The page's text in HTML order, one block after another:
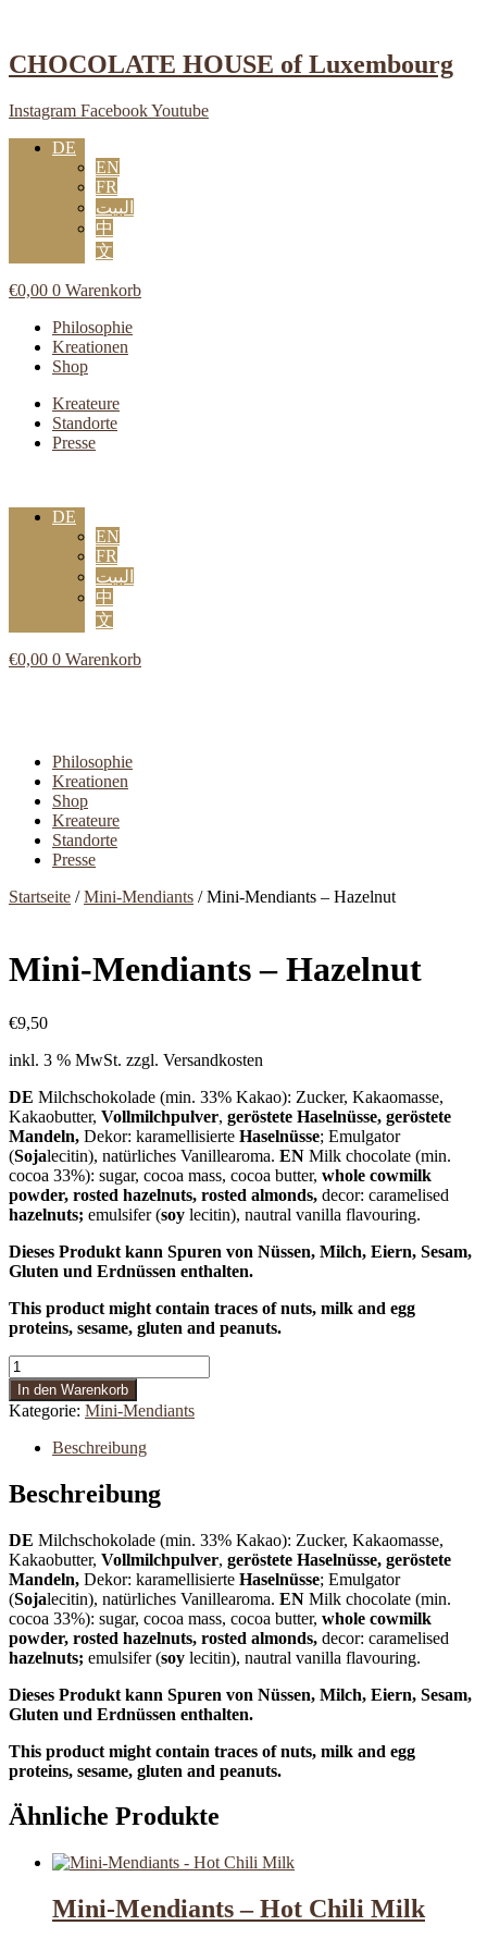
springen
CHOCOLATE HOUSE of Luxembourg
Instagram FacebookYoutube
DE
EN
FR
البيت
中
文
€0,00 0 Warenkorb
Main
Menu
Philosophie
Kreationen
Shop
Main
Menu
Kreateure
Standorte
Presse
DE
EN
FR
البيت
中
文
€0,00 0 Warenkorb
Philosophie
Kreationen
Shop
Kreateure
Standorte
Presse
Startseite /Mini-Mendiants / Mini-Mendiants – Hazelnut
Mini-Mendiants – Hazelnut
€9,50
inkl. 3 % MwSt. zzgl. Versandkosten
DE Milchschokolade (min. 33% Kakao): Zucker, Kakaomasse,
Kakaobutter, Vollmilchpulver, geröstete Haselnüsse, geröstete
Mandeln, Dekor: karamellisierte Haselnüsse; Emulgator
(Sojalecitin), natürliches Vanillearoma. EN Milk chocolate (min.
cocoa 33%): sugar, cocoa mass, cocoa butter, whole cowmilk
powder, rosted hazelnuts, rosted almonds, decor: caramelised
hazelnuts; emulsifer (soy lecitin), nautral vanilla flavouring.
Dieses Produkt kann Spuren von Nüssen, Milch, Eiern, Sesam,
Gluten und Erdnüssen enthalten.
This product might contain traces of nuts, milk and egg
proteins, sesame, gluten and peanuts.
Mini-
Mendiants
-
Hazelnut
Menge
In den Warenkorb
Kategorie: Mini-Mendiants
Beschreibung
Beschreibung
DE Milchschokolade (min. 33% Kakao): Zucker, Kakaomasse,
Kakaobutter, Vollmilchpulver, geröstete Haselnüsse, geröstete
Mandeln, Dekor: karamellisierte Haselnüsse; Emulgator
(Sojalecitin), natürliches Vanillearoma. EN Milk chocolate (min.
cocoa 33%): sugar, cocoa mass, cocoa butter, whole cowmilk
powder, rosted hazelnuts, rosted almonds, decor: caramelised
hazelnuts; emulsifer (soy lecitin), nautral vanilla flavouring.
Dieses Produkt kann Spuren von Nüssen, Milch, Eiern, Sesam,
Gluten und Erdnüssen enthalten.
This product might contain traces of nuts, milk and egg
proteins, sesame, gluten and peanuts.
Ähnliche Produkte
Mini-Mendiants – Hot Chili Milk